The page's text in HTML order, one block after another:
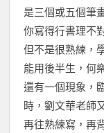
是三個或五個筆
你寫得行書理不
但不是很熟練，
能用後半生，何
還有一個現象，
時，劉文華老師
再往熟練寫，再